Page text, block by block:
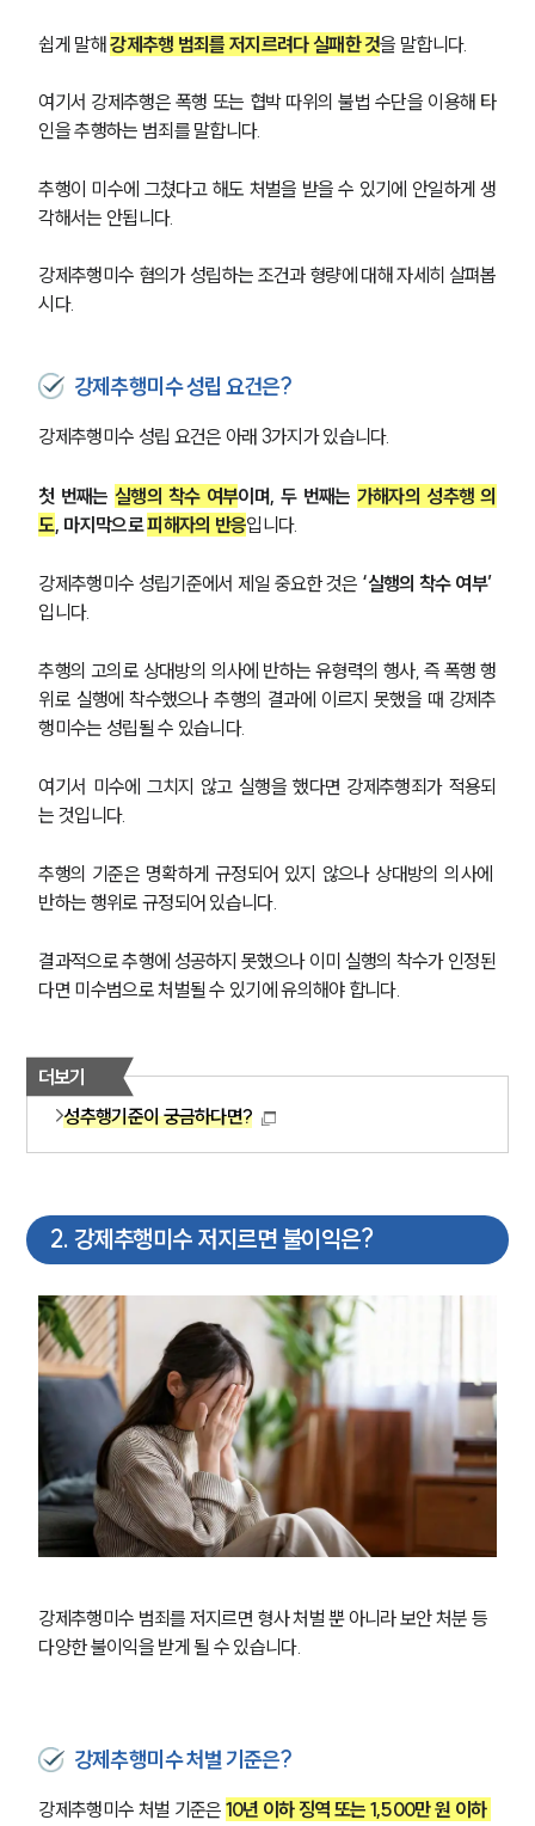
쉽게 말해 강제추행 범죄를 저지르려다 실패한 것을 말합니다.
여기서 강제추행은 폭행 또는 협박 따위의 불법 수단을 이용해 타
인을 추행하는 범죄를 말합니다.
추행이 미수에 그쳤다고 해도 처벌을 받을 수 있기에 안일하게 생
각해서는 안됩니다.
강제추행미수 혐의가 성립하는 조건과 형량에 대해 자세히 살펴봅
시다.
강제추행미수 성립 요건은?
강제추행미수 성립 요건은 아래 3가지가 있습니다.
첫 번째는 실행의 착수 여부이며, 두 번째는 가해자의 성추행 의
도, 마지막으로 피해자의 반응입니다.
강제추행미수 성립기준에서 제일 중요한 것은 ‘실행의 착수 여부’
입니다.
추행의 고의로 상대방의 의사에 반하는 유형력의 행사, 즉 폭행 행
위로 실행에 착수했으나 추행의 결과에 이르지 못했을 때 강제추
행미수는 성립될 수 있습니다.
여기서 미수에 그치지 않고 실행을 했다면 강제추행죄가 적용되
는 것입니다.
추행의 기준은 명확하게 규정되어 있지 않으나 상대방의 의사에
반하는 행위로 규정되어 있습니다.
결과적으로 추행에 성공하지 못했으나 이미 실행의 착수가 인정된
다면 미수범으로 처벌될 수 있기에 유의해야 합니다.
더보기
성추행기준이 궁금하다면?
2. 강제추행미수 저지르면 불이익은?
강제추행미수 범죄를 저지르면 형사 처벌 뿐 아니라 보안 처분 등
다양한 불이익을 받게 될 수 있습니다.
강제추행미수 처벌 기준은?
강제추행미수 처벌 기준은 10년 이하 징역 또는 1,500만 원 이하